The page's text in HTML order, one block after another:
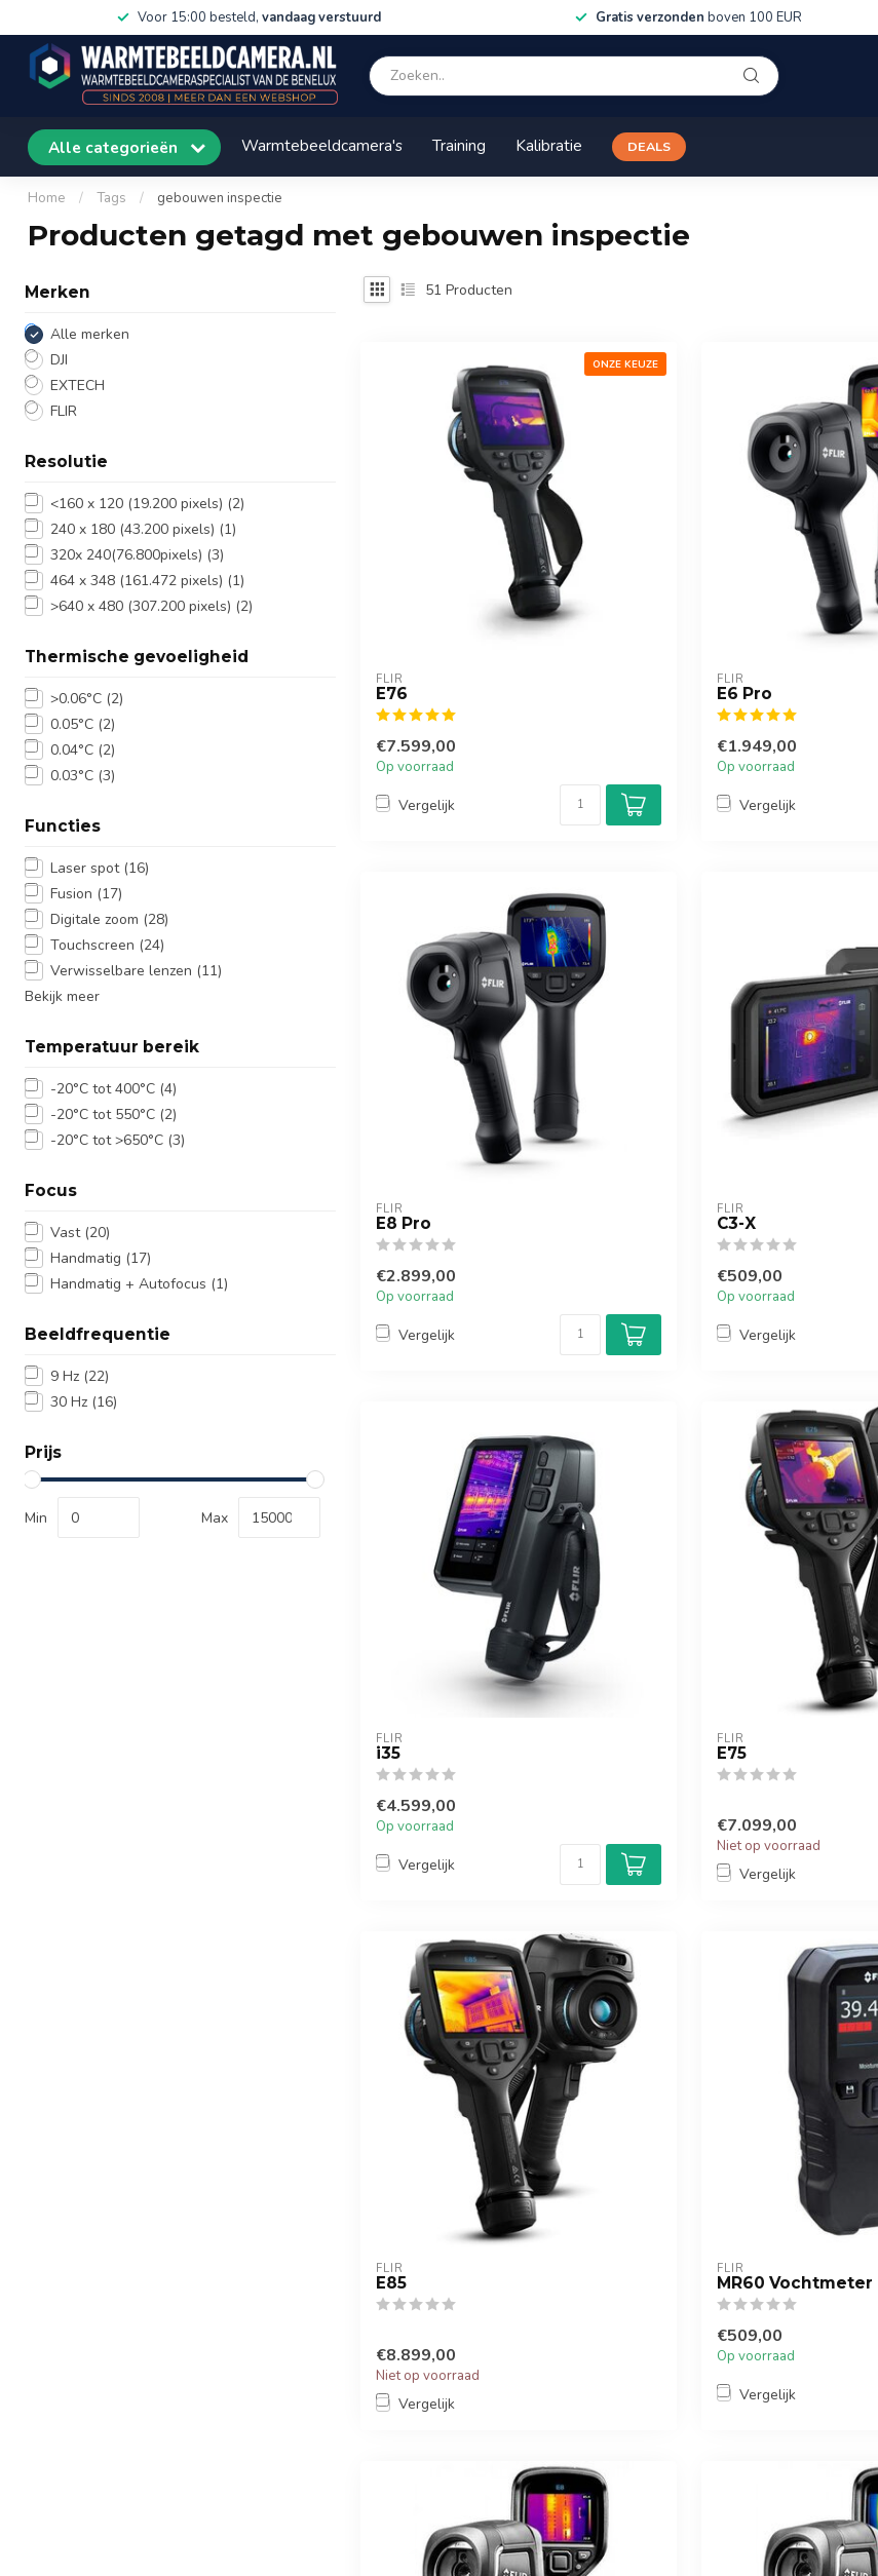
Voor 15:00 besteld, vandaag verstuurd Gratis verzonden boven 100 EUR
Alle categorieën Warmtebeeldcamera's Training Kalibratie DEALS
Home / Tags / gebouwen inspectie
Producten getagd met gebouwen inspectie
Merken
Alle merken
DJI
EXTECH
FLIR
Resolutie
<160 x 120 (19.200 pixels) (2)
240 x 180 (43.200 pixels) (1)
320x 240(76.800pixels) (3)
464 x 348 (161.472 pixels) (1)
>640 x 480 (307.200 pixels) (2)
Thermische gevoeligheid
>0.06°C (2)
0.05°C (2)
0.04°C (2)
0.03°C (3)
Functies
Laser spot (16)
Fusion (17)
Digitale zoom (28)
Touchscreen (24)
Verwisselbare lenzen (11)
Bekijk meer
Temperatuur bereik
-20°C tot 400°C (4)
-20°C tot 550°C (2)
-20°C tot >650°C (3)
Focus
Vast (20)
Handmatig (17)
Handmatig + Autofocus (1)
Beeldfrequentie
9 Hz (22)
30 Hz (16)
Prijs
Min Max
51 Producten
ONZE KEUZE
FLIR
E76
€7.599,00
Op voorraad
Vergelijk
FLIR
E6 Pro
€1.949,00
Op voorraad
Vergelijk
FLIR
E8 Pro
€2.899,00
Op voorraad
Vergelijk
FLIR
C3-X
€509,00
Op voorraad
Vergelijk
FLIR
i35
€4.599,00
Op voorraad
Vergelijk
FLIR
E75
€7.099,00
Niet op voorraad
Vergelijk
FLIR
E85
€8.899,00
Niet op voorraad
Vergelijk
FLIR
MR60 Vochtmeter
€509,00
Op voorraad
Vergelijk